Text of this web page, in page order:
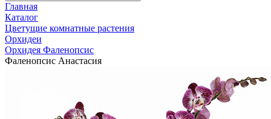
Главная
Каталог
Цветущие комнатные растения
Орхидеи
Орхидея Фаленопсис
Фаленопсис Анастасия